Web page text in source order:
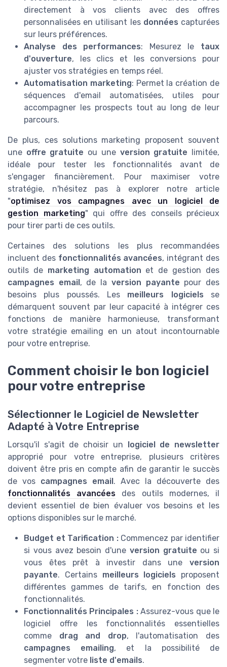
directement à vos clients avec des offres
personnalisées en utilisant les données capturées
sur leurs préférences.
Analyse des performances: Mesurez le taux
d'ouverture, les clics et les conversions pour
ajuster vos stratégies en temps réel.
Automatisation marketing: Permet la création de
séquences d'email automatisées, utiles pour
accompagner les prospects tout au long de leur
parcours.
De plus, ces solutions marketing proposent souvent
une offre gratuite ou une version gratuite limitée,
idéale pour tester les fonctionnalités avant de
s'engager financièrement. Pour maximiser votre
stratégie, n'hésitez pas à explorer notre article
"optimisez vos campagnes avec un logiciel de
gestion marketing" qui offre des conseils précieux
pour tirer parti de ces outils.
Certaines des solutions les plus recommandées
incluent des fonctionnalités avancées, intégrant des
outils de marketing automation et de gestion des
campagnes email, de la version payante pour des
besoins plus poussés. Les meilleurs logiciels se
démarquent souvent par leur capacité à intégrer ces
fonctions de manière harmonieuse, transformant
votre stratégie emailing en un atout incontournable
pour votre entreprise.
Comment choisir le bon logiciel
pour votre entreprise
Sélectionner le Logiciel de Newsletter
Adapté à Votre Entreprise
Lorsqu'il s'agit de choisir un
logiciel de newsletter
approprié pour votre entreprise, plusieurs critères
doivent être pris en compte afin de garantir le succès
de vos campagnes email . Avec la découverte des
fonctionnalités avancées des outils modernes, il
devient essentiel de bien évaluer vos besoins et les
options disponibles sur le marché.
Budget et Tarification :Commencez par identifier
si vous avez besoin d'une version gratuite ou si
vous êtes prêt à investir dans une version
payante. Certains meilleurs logiciels proposent
différentes gammes de tarifs, en fonction des
fonctionnalités.
Fonctionnalités Principales :Assurez-vous que le
logiciel offre les fonctionnalités essentielles
comme drag and drop, l'automatisation des
campagnes emailing, et la possibilité de
segmenter votre liste d'emails.